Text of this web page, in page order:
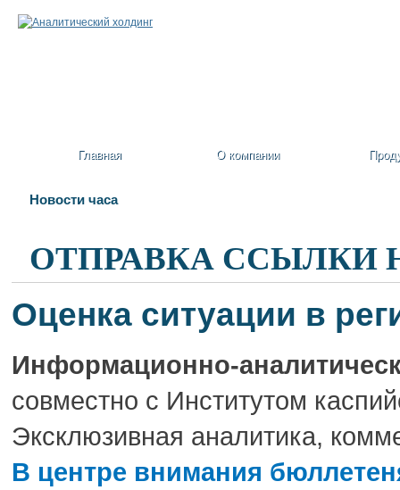
Главная О компании
Новости часа
ОТПРАВКА ССЫЛКИ
Оценка ситуации в
Информационно-
совместно с Институтом
Эксклюзивная аналитика,
В центре внимания